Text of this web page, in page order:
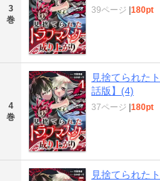
3
巻
39ページ |180pt
4
巻
見捨てられた
話版】(4)
37ページ |180pt
見捨てられた